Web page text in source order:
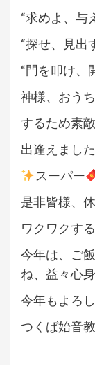
“求めよ、与
“探せ、見出
“門を叩け、
神様、おう
するため素
出逢えまし
スーパー
是非皆様、
ワクワクす
今年は、ご飯
ね、益々心
今年もよろ
つくば始音